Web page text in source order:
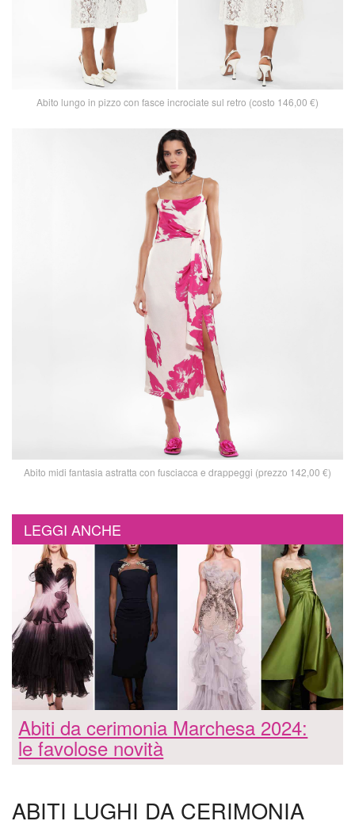
Abito lungo in pizzo con fasce incrociate sul retro (costo 146,00 €)
Abito midi fantasia astratta con fusciacca e drappeggi (prezzo 142,00 €)
LEGGI ANCHE
Abiti da cerimonia Marchesa 2024:
le favolose novità
ABITI LUGHI DA CERIMONIA